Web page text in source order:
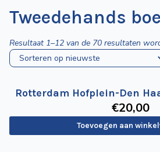
Actueel
Ons
aanbod
NVBS
Tweedehands
Resultaat 1–12 van de 70 resultaten
Rotterdam Hofplein-Den
€20,00
Toevoegen aan